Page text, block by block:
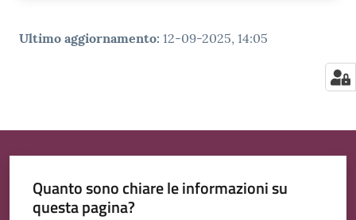
Ultimo aggiornamento: 12-09-2025, 14:05
Quanto sono chiare le informazioni su
questa pagina?